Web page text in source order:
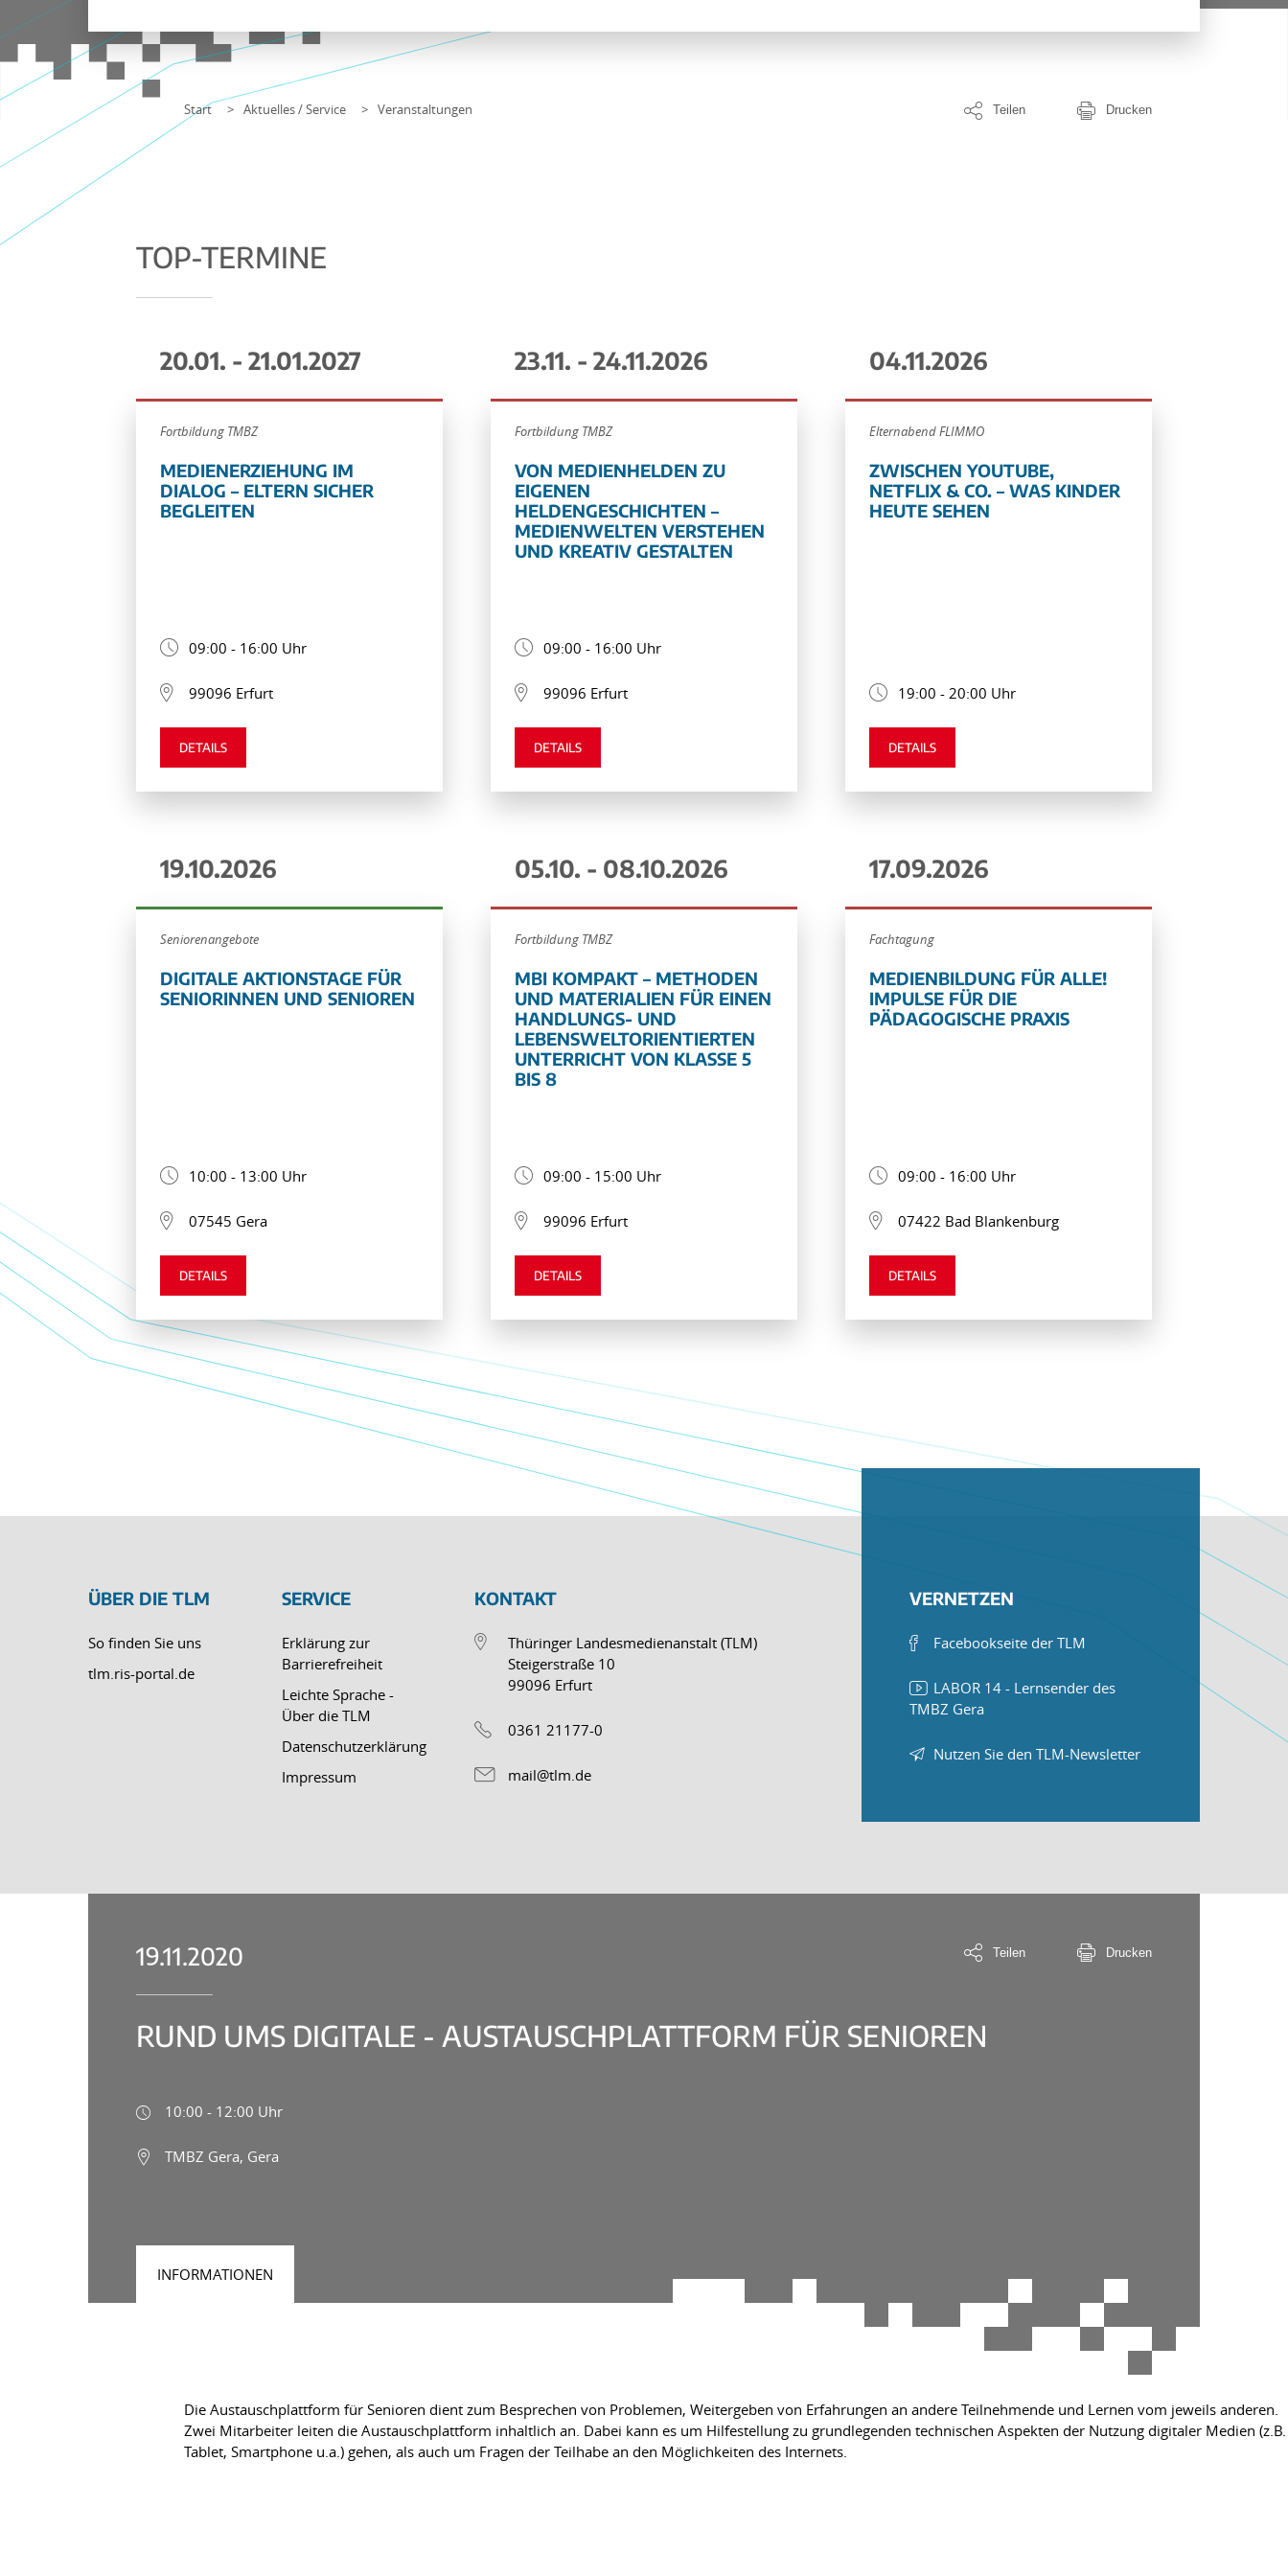
Start Aktuelles / Service Veranstaltungen Teilen Drucken
TOP-TERMINE
20.01. - 21.01.2027
Fortbildung TMBZ
MEDIENERZIEHUNG IM
DIALOG – ELTERN SICHER
BEGLEITEN
09:00 - 16:00 Uhr
99096 Erfurt
DETAILS
23.11. - 24.11.2026
Fortbildung TMBZ
VON MEDIENHELDEN ZU
EIGENEN
HELDENGESCHICHTEN –
MEDIENWELTEN VERSTEHEN
UND KREATIV GESTALTEN
09:00 - 16:00 Uhr
99096 Erfurt
DETAILS
04.11.2026
Elternabend FLIMMO
ZWISCHEN YOUTUBE,
NETFLIX & CO. – WAS KINDER
HEUTE SEHEN
19:00 - 20:00 Uhr
DETAILS
19.10.2026
Seniorenangebote
DIGITALE AKTIONSTAGE FÜR
SENIORINNEN UND SENIOREN
10:00 - 13:00 Uhr
07545 Gera
DETAILS
05.10. - 08.10.2026
Fortbildung TMBZ
MBI KOMPAKT – METHODEN
UND MATERIALIEN FÜR EINEN
HANDLUNGS- UND
LEBENSWELTORIENTIERTEN
UNTERRICHT VON KLASSE 5
BIS 8
09:00 - 15:00 Uhr
99096 Erfurt
DETAILS
17.09.2026
Fachtagung
MEDIENBILDUNG FÜR ALLE!
IMPULSE FÜR DIE
PÄDAGOGISCHE PRAXIS
09:00 - 16:00 Uhr
07422 Bad Blankenburg
DETAILS
ÜBER DIE TLM
So finden Sie uns
tlm.ris-portal.de
SERVICE
Erklärung zur
Barrierefreiheit
Leichte Sprache -
Über die TLM
Datenschutzerklärung
Impressum
KONTAKT
Thüringer Landesmedienanstalt (TLM)
Steigerstraße 10
99096 Erfurt
0361 21177-0
mail@tlm.de
VERNETZEN
Facebookseite der TLM
LABOR 14 - Lernsender des
TMBZ Gera
Nutzen Sie den TLM-Newsletter
19.11.2020 Teilen Drucken
RUND UMS DIGITALE - AUSTAUSCHPLATTFORM FÜR SENIOREN
10:00 - 12:00 Uhr
TMBZ Gera, Gera
INFORMATIONEN
Die Austauschplattform für Senioren dient zum Besprechen von Problemen, Weitergeben von Erfahrungen an andere Teilnehmende und Lernen vom jeweils anderen.
Zwei Mitarbeiter leiten die Austauschplattform inhaltlich an. Dabei kann es um Hilfestellung zu grundlegenden technischen Aspekten der Nutzung digitaler Medien (z.B.
Tablet, Smartphone u.a.) gehen, als auch um Fragen der Teilhabe an den Möglichkeiten des Internets.